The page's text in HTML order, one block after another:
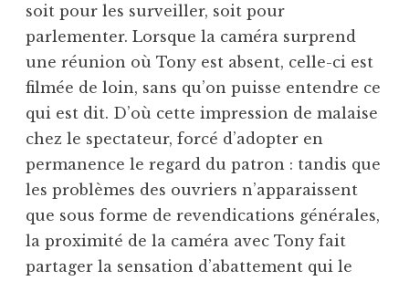
soit pour les surveiller, soit pour
parlementer. Lorsque la caméra surprend
une réunion où Tony est absent, celle-ci est
filmée de loin, sans qu’on puisse entendre ce
qui est dit. D’où cette impression de malaise
chez le spectateur, forcé d’adopter en
permanence le regard du patron : tandis que
les problèmes des ouvriers n’apparaissent
que sous forme de revendications générales,
la proximité de la caméra avec Tony fait
partager la sensation d’abattement qui le